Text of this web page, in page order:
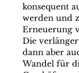
konsequent
werden und
Erneuerung
Die
dann aber
Wandel für